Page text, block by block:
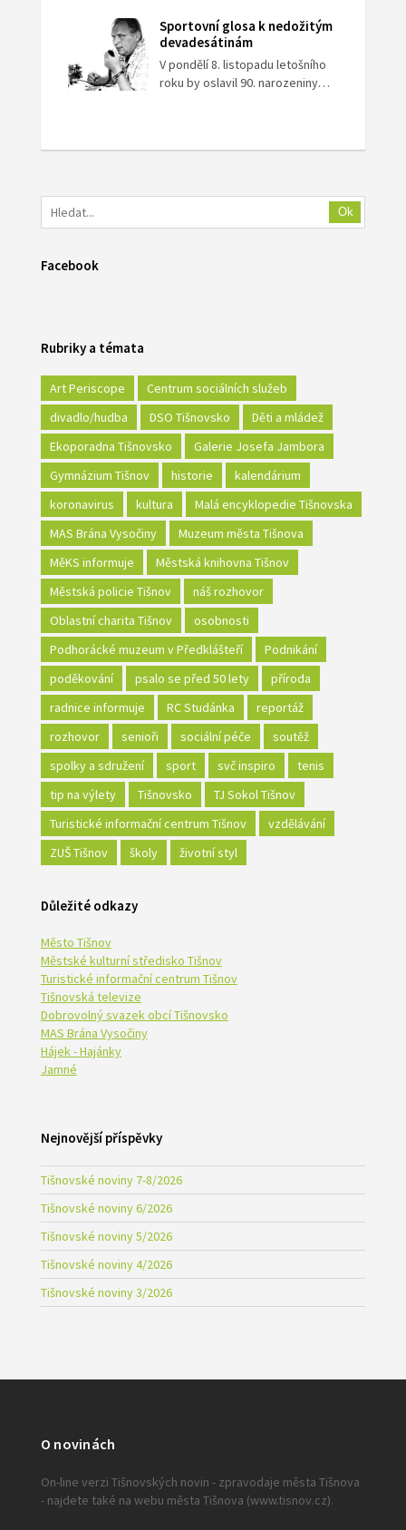
Sportovní glosa k nedožitým
devadesátinám
V pondělí 8. listopadu letošního
roku by oslavil 90. narozeniny…
Ok
Facebook
Rubriky a témata
Art Periscope
Centrum sociálních služeb
divadlo/hudba
DSO Tišnovsko
Děti a mládež
Ekoporadna Tišnovsko
Galerie Josefa Jambora
Gymnázium Tišnov
historie
kalendárium
koronavirus
kultura
Malá encyklopedie Tišnovska
MAS Brána Vysočiny
Muzeum města Tišnova
MěKS informuje
Městská knihovna Tišnov
Městská policie Tišnov
náš rozhovor
Oblastní charita Tišnov
osobnosti
Podhorácké muzeum v Předklášteří
Podnikání
poděkování
psalo se před 50 lety
příroda
radnice informuje
RC Studánka
reportáž
rozhovor
senioři sociální péče
soutěž
spolky a sdružení
sport svč inspiro
tenis
tip na výlety
Tišnovsko
TJ Sokol Tišnov
Turistické informační centrum Tišnov
vzdělávání
ZUŠ Tišnov
školy životní styl
Důležité odkazy
Město Tišnov
Městské kulturní středisko Tišnov
Turistické informační centrum Tišnov
Tišnovská televize
Dobrovolný svazek obcí Tišnovsko
MAS Brána Vysočiny
Hájek - Hajánky
Jamné
Nejnovější příspěvky
Tišnovské noviny 7-8/2026
Tišnovské noviny 6/2026
Tišnovské noviny 5/2026
Tišnovské noviny 4/2026
Tišnovské noviny 3/2026
O novinách
On-line verzi Tišnovských novin - zpravodaje města Tišnova
- najdete také na webu města Tišnova (www.tisnov.cz).